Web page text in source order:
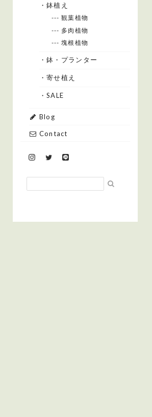
・鉢植え
--- 観葉植物
--- 多肉植物
--- 塊根植物
・鉢・プランター
・寄せ植え
・SALE
Blog
Contact